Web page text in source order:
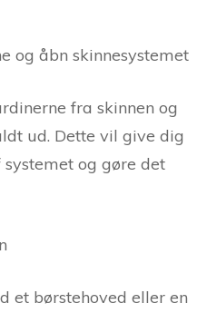
og åbn skinnesystemet
fra skinnen og
ud. Dette vil give dig
og gøre det
et børstehoved eller en